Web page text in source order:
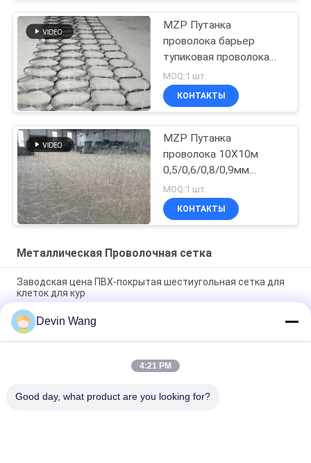
MZP Путанка
проволока барьер
тупиковая проволока
незаметное
препятствие
MOQ:1 шт.
КОНТАКТЫ
MZP Путанка
проволока 10X10м
0,5/0,6/0,8/0,9мм
Диаметр
высокопрочная
стальная проволока
MOQ:1 шт.
КОНТАКТЫ
Металлическая Проволочная сетка
Заводская цена ПВХ-покрытая шестиугольная сетка для
клеток для кур
Прочная шестиугольная защитная сетка из оцинкованной
стали, многофункциональная сварная сетка для клеток
для животных
10 м периметр Стальная преграда малой видимости MZP-
Devin Wang
4:21 PM
Good day, what product are you looking for?